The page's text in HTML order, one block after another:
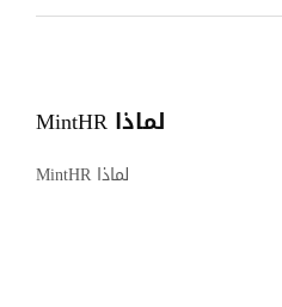
لماذا MintHR
لماذا MintHR